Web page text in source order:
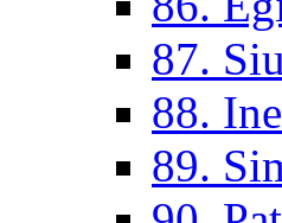
87.
88.
89.